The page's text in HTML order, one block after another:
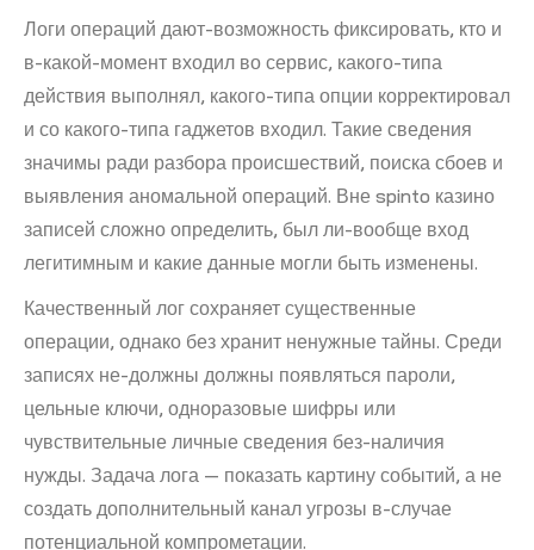
Логи операций дают-возможность фиксировать, кто и
в-какой-момент входил во сервис, какого-типа
действия выполнял, какого-типа опции корректировал
и со какого-типа гаджетов входил. Такие сведения
значимы ради разбора происшествий, поиска сбоев и
выявления аномальной операций. Вне spinto казино
записей сложно определить, был ли-вообще вход
легитимным и какие данные могли быть изменены.
Качественный лог сохраняет существенные
операции, однако без хранит ненужные тайны. Среди
записях не-должны должны появляться пароли,
цельные ключи, одноразовые шифры или
чувствительные личные сведения без-наличия
нужды. Задача лога — показать картину событий, а не
создать дополнительный канал угрозы в-случае
потенциальной компрометации.